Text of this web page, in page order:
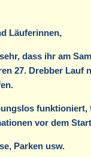
Läuferinnen,
dass ihr am
27. Drebber Lauf
funktioniert,
vor dem
Parken usw.